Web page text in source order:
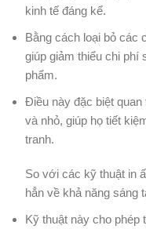
kinh tế đáng kể.
Bằng cách loại bỏ các
giúp giảm thiểu chi phí
phẩm.
Điều này đặc biệt
và nhỏ, giúp họ tiết
tranh.
So với các kỹ thuật in
hẳn về khả năng sáng
Kỹ thuật này cho phép